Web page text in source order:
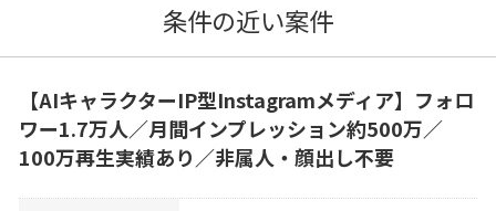
条件の近い案件
【AIキャラクターIP型Instagramメディア】フォロ
ワー1.7万人／月間インプレッション約500万／
100万再生実績あり／非属人・顔出し不要